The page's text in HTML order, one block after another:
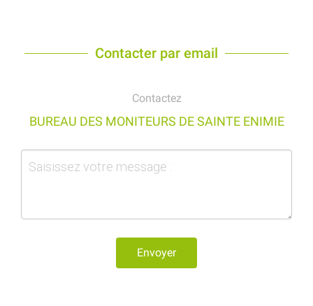
Contacter par email
Contactez
BUREAU DES MONITEURS DE SAINTE ENIMIE
Envoyer